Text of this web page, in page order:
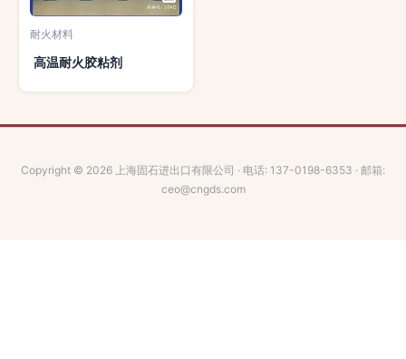
耐火材料
高温耐火胶粘剂
Copyright © 2026 上海固石进出口有限公司 · 电话: 137-0198-6353 · 邮箱:
ceo@cngds.com